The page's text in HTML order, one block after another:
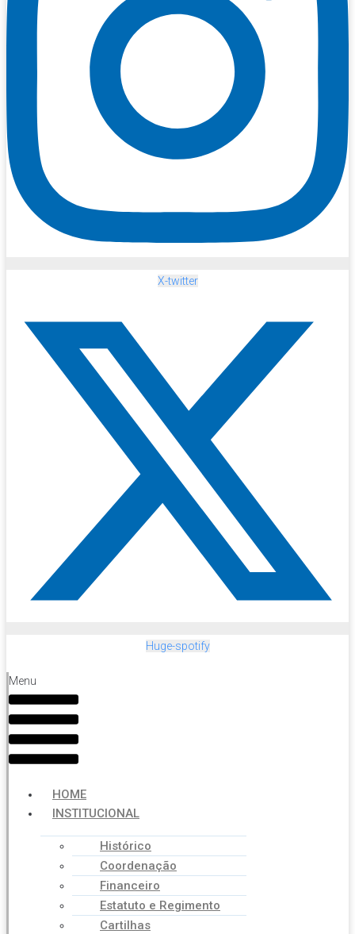
X-twitter
Huge-spotify
Menu
HOME
INSTITUCIONAL
Histórico
Coordenação
Financeiro
Estatuto e Regimento
Cartilhas